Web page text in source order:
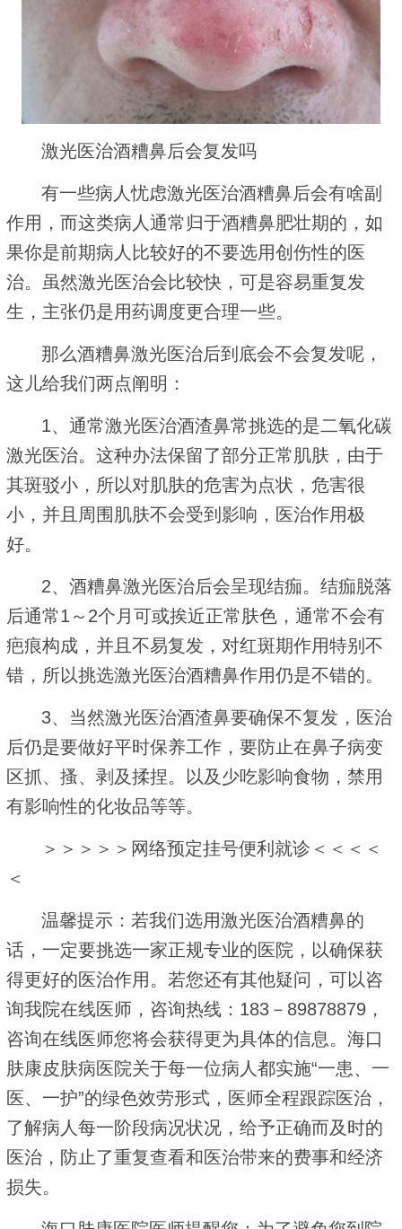
激光医治酒糟鼻后会复发吗
有一些病人忧虑激光医治酒糟鼻后会有啥副
作用，而这类病人通常归于酒糟鼻肥壮期的，如
果你是前期病人比较好的不要选用创伤性的医
治。虽然激光医治会比较快，可是容易重复发
生，主张仍是用药调度更合理一些。
那么酒糟鼻激光医治后到底会不会复发呢，
这儿给我们两点阐明：
1、通常激光医治酒渣鼻常挑选的是二氧化碳
激光医治。这种办法保留了部分正常肌肤，由于
其斑驳小，所以对肌肤的危害为点状，危害很
小，并且周围肌肤不会受到影响，医治作用极
好。
2、酒糟鼻激光医治后会呈现结痂。结痂脱落
后通常1～2个月可或挨近正常肤色，通常不会有
疤痕构成，并且不易复发，对红斑期作用特别不
错，所以挑选激光医治酒糟鼻作用仍是不错的。
3、当然激光医治酒渣鼻要确保不复发，医治
后仍是要做好平时保养工作，要防止在鼻子病变
区抓、搔、剥及揉捏。以及少吃影响食物，禁用
有影响性的化妆品等等。
＞＞＞＞＞网络预定挂号便利就诊＜＜＜＜
＜
温馨提示：若我们选用激光医治酒糟鼻的
话，一定要挑选一家正规专业的医院，以确保获
得更好的医治作用。若您还有其他疑问，可以咨
询我院在线医师，咨询热线：183－89878879，
咨询在线医师您将会获得更为具体的信息。海口
肤康皮肤病医院关于每一位病人都实施“一患、一
医、一护”的绿色效劳形式，医师全程跟踪医治，
了解病人每一阶段病况状况，给予正确而及时的
医治，防止了重复查看和医治带来的费事和经济
损失。